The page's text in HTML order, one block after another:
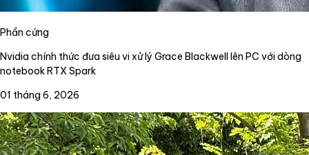
Phần cứng
Nvidia chính thức đưa siêu vi xử lý Grace Blackwell lên PC với dòng
notebook RTX Spark
01 tháng 6, 2026